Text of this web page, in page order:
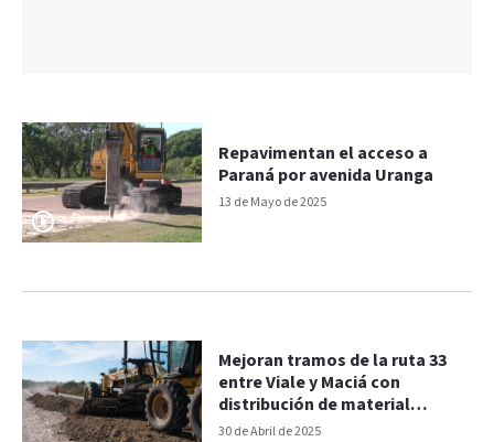
13 de Mayo de 2025
Repavimentan el acceso a
Paraná por avenida Uranga
30 de Abril de 2025
Mejoran tramos de la ruta 33
entre Viale y Maciá con
distribución de material
calcáreo